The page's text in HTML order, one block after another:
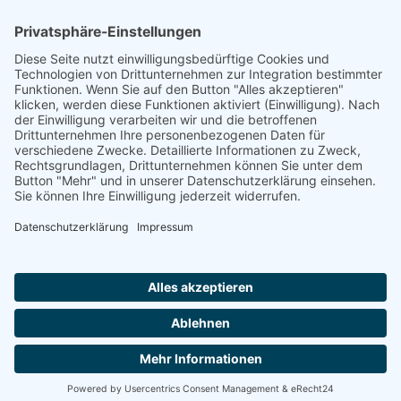
Footer
Cookie-Einstellungen Datenschutz
intern
by